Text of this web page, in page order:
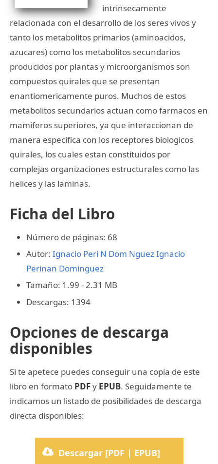
intrinsecamente
relacionada con el desarrollo de los seres vivos y
tanto los metabolitos primarios (aminoacidos,
azucares) como los metabolitos secundarios
producidos por plantas y microorganismos son
compuestos quirales que se presentan
enantiomericamente puros. Muchos de estos
metabolitos secundarios actuan como farmacos en
mamiferos superiores, ya que interaccionan de
manera especifica con los receptores biologicos
quirales, los cuales estan constituidos por
complejas organizaciones estructurales como las
helices y las laminas.
Ficha del Libro
Número de páginas: 68
Autor: Ignacio Peri N Dom NguezIgnacio
Perinan Dominguez
Tamaño: 1.99 - 2.31 MB
Descargas: 1394
Opciones de descarga
disponibles
Si te apetece puedes conseguir una copia de este
libro en formato PDFy EPUB. Seguidamente te
indicamos un listado de posibilidades de descarga
directa disponibles:
Descargar [PDF | EPUB]